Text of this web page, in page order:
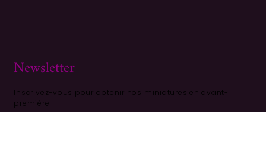
Newsletter
Inscrivez-vous pour obtenir nos miniatures en avant-
première